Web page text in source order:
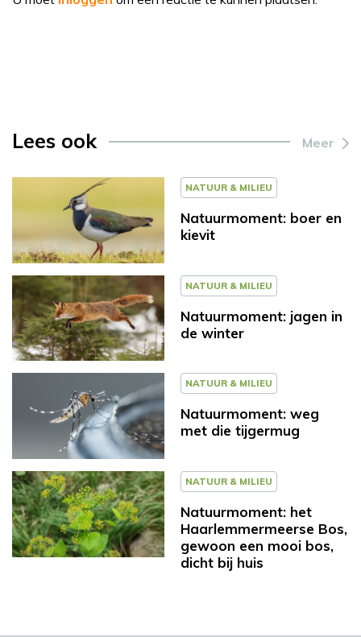
Lees ook Meer
NATUUR & MILIEU
Natuurmoment: boer en
kievit
NATUUR & MILIEU
Natuurmoment: jagen in
de winter
NATUUR & MILIEU
Natuurmoment: weg
met die tijgermug
NATUUR & MILIEU
Natuurmoment: het
Haarlemmermeerse Bos,
gewoon een mooi bos,
dicht bij huis